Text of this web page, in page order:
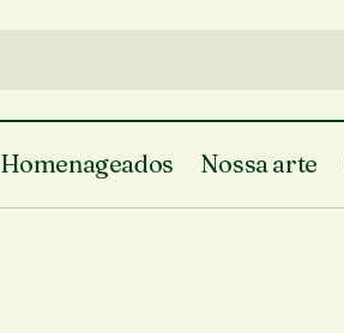
Homenageados Nossa arte